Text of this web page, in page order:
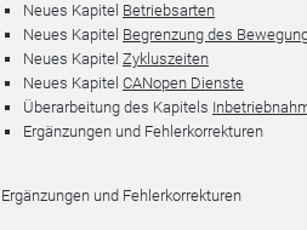
Neues Kapitel Betriebsarten
Neues Kapitel Begrenzung des
Neues Kapitel Zykluszeiten
Neues Kapitel CANopen Dienste
Überarbeitung des Kapitels
Ergänzungen und Fehlerkorrekturen
Ergänzungen und Fehlerkorrekturen